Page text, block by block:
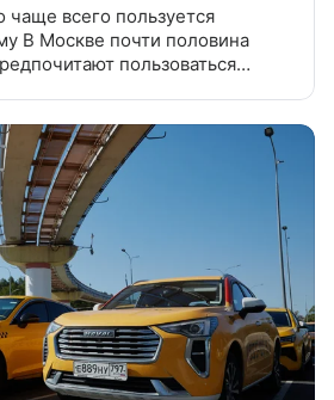
чаще всего пользуется
В Москве почти половина
пользоваться